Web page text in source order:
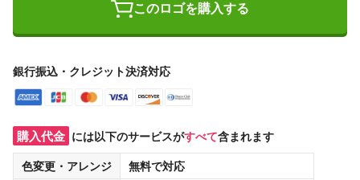
このロゴを購入する
銀行振込・クレジット決済対応
購入代金 には以下のサービスがすべて含まれます
色変更・アレンジ
無料で対応